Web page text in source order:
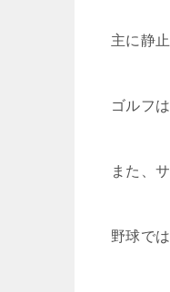
主に静
ゴルフ
また、
野球で